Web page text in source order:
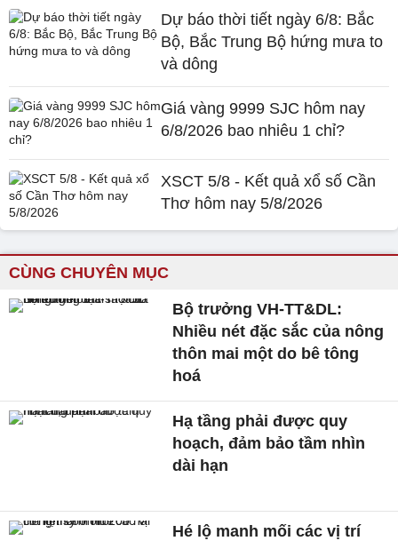
Dự báo thời tiết ngày 6/8: Bắc
Bộ, Bắc Trung Bộ hứng mưa to
và dông
Giá vàng 9999 SJC hôm nay
6/8/2026 bao nhiêu 1 chỉ?
XSCT 5/8 - Kết quả xổ số Cần
Thơ hôm nay 5/8/2026
CÙNG CHUYÊN MỤC
Bộ trưởng VH-TT&DL:
Nhiều nét đặc sắc của nông
thôn mai một do bê tông
hoá
Hạ tầng phải được quy
hoạch, đảm bảo tầm nhìn
dài hạn
Hé lộ manh mối các vị trí